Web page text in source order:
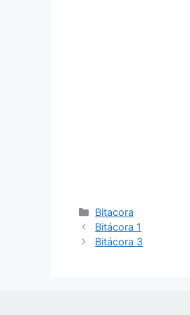
Bitacora
Bitácora 1
Bitácora 3